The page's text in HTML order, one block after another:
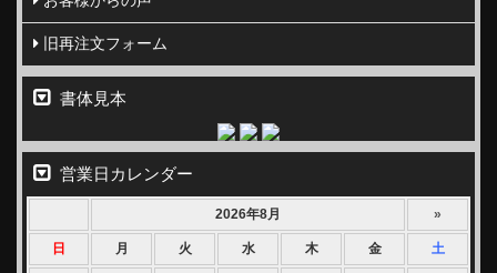
旧再注文フォーム
書体見本
営業日カレンダー